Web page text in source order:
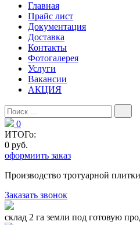
Главная
Прайс лист
Документация
Доставка
Контакты
Фотогалерея
Услуги
Вакансии
АКЦИЯ
0
ИТОГо:
0 руб.
оформиить заказ
Производство тротуарной
Заказать звонок
склад 2 га земли под готовую